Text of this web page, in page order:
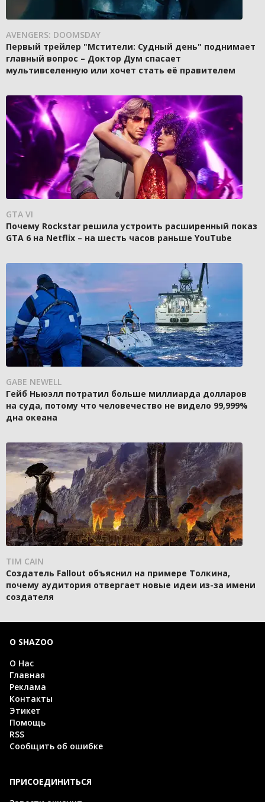
AVENGERS: DOOMSDAY
Первый трейлер "Мстители: Судный день" поднимает
главный вопрос – Доктор Дум спасает
мультивселенную или хочет стать её правителем
GTA VI
Почему Rockstar решила устроить расширенный показ
GTA 6 на Netflix – на шесть часов раньше YouTube
GABE NEWELL
Гейб Ньюэлл потратил больше миллиарда долларов
на суда, потому что человечество не видело 99,999%
дна океана
TIM CAIN
Создатель Fallout объяснил на примере Толкина,
почему аудитория отвергает новые идеи из-за имени
создателя
О SHAZOO
О Нас
Главная
Реклама
Контакты
Этикет
Помощь
RSS
Сообщить об ошибке
ПРИСОЕДИНИТЬСЯ